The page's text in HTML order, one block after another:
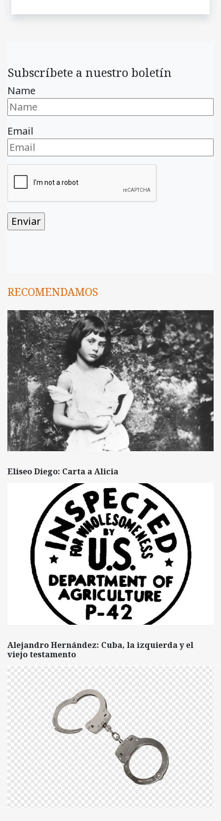
Subscríbete a nuestro boletín
Name
Email
RECOMENDAMOS
Eliseo Diego: Carta a Alicia
Alejandro Hernández: Cuba, la izquierda y el
viejo testamento